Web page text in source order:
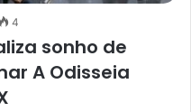
4
sonho de
A Odisseia